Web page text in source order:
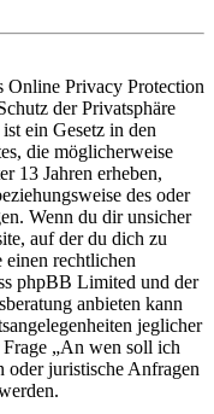
Online Privacy Protection
der Privatsphäre
ein Gesetz in den
die möglicherweise
13 Jahren erheben,
des oder
Wenn du dir unsicher
auf der du dich zu
einen rechtlichen
phpBB Limited und der
anbieten kann
jeglicher
„An wen soll ich
oder juristische Anfragen